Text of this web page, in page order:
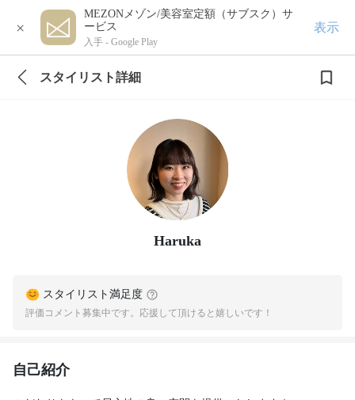
×
MEZONメゾン/美容室定額（サブスク）サ
ービス
入手 - Google Play
表示
スタイリスト詳細
Haruka
スタイリスト満足度
評価コメント募集中です。応援して頂けると嬉しいです！
自己紹介